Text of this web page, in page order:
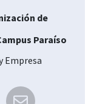
de
Paraíso
Empresa